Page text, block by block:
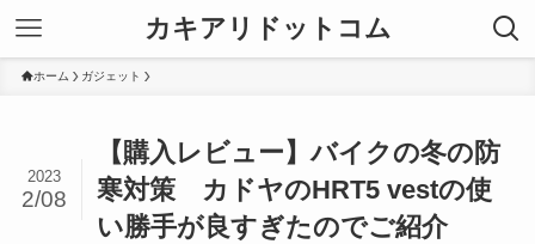
カキアリドットコム
ホーム ガジェット
【購入レビュー】バイクの冬の防
寒対策 カドヤのHRT5 vestの使
い勝手が良すぎたのでご紹介
2023
2/08